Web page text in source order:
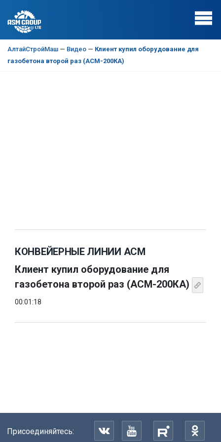
АлтайСтройМаш — Видео — Клиент купил оборудование для
газобетона второй раз (АСМ-200КА)
КОНВЕЙЕРНЫЕ ЛИНИИ АСМ
Клиент купил оборудование для
газобетона второй раз (АСМ-200КА)
00:01:18
Присоединяйтесь: